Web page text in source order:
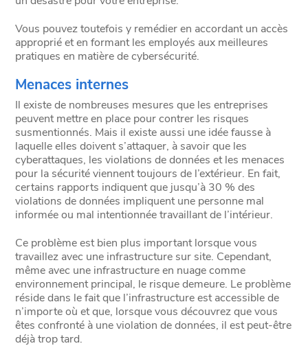
Vous pouvez toutefois y remédier en accordant un accès
approprié et en formant les employés aux meilleures
pratiques en matière de cybersécurité.
Menaces internes
Il existe de nombreuses mesures que les entreprises
peuvent mettre en place pour contrer les risques
susmentionnés. Mais il existe aussi une idée fausse à
laquelle elles doivent s’attaquer, à savoir que les
cyberattaques, les violations de données et les menaces
pour la sécurité viennent toujours de l’extérieur. En fait,
certains rapports indiquent que jusqu’à 30 % des
violations de données impliquent une personne mal
informée ou mal intentionnée travaillant de l’intérieur.
Ce problème est bien plus important lorsque vous
travaillez avec une infrastructure sur site. Cependant,
même avec une infrastructure en nuage comme
environnement principal, le risque demeure. Le problème
réside dans le fait que l’infrastructure est accessible de
n’importe où et que, lorsque vous découvrez que vous
êtes confronté à une violation de données, il est peut-être
déjà trop tard.